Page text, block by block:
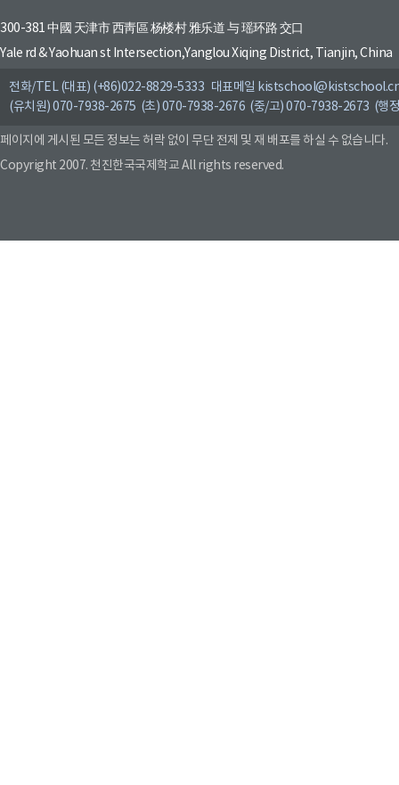
300-381 中國 天津市 西靑區 杨楼村 雅乐道 与 瑶环路 交口
Yale rd & Yaohuan st Intersection,Yanglou Xiqing District, Tianjin, China
전화/TEL (대표) (+86)022-8829-5333 대표메일
(유치원) 070-7938-2675 (초) 070-7938-2676 (중/고) 070-7938-2673 (행
페이지에 게시된 모든 정보는 허락 없이 무단 전제 및 재 배포를 하실 수 없습니다.
Copyright 2007. 천진한국국제학교 All rights reserved.